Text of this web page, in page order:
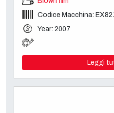
Codice Macchina:
Year: 2007
Leggi